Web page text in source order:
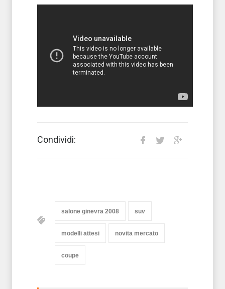
Condividi:
salone ginevra 2008 suv
modelli attesi novita mercato
coupe